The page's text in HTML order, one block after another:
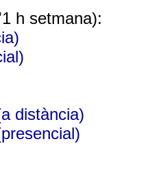
h setmana):
distància)